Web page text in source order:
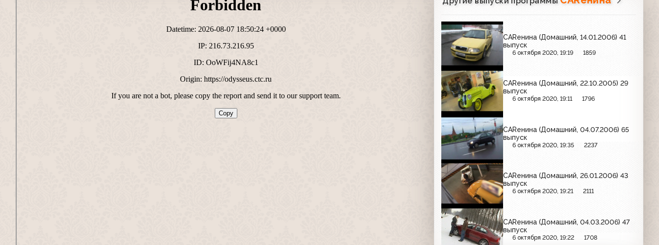
CARенина (Домашний, 14.01.2006) 41
выпуск
6 октября 2020, 19:19 1859
CARенина (Домашний, 22.10.2005) 29
выпуск
6 октября 2020, 19:11 1796
CARенина (Домашний, 04.07.2006) 65
выпуск
6 октября 2020, 19:35 2237
CARенина (Домашний, 26.01.2006) 43
выпуск
6 октября 2020, 19:21 2111
CARенина (Домашний, 04.03.2006) 47
выпуск
6 октября 2020, 19:22 1708